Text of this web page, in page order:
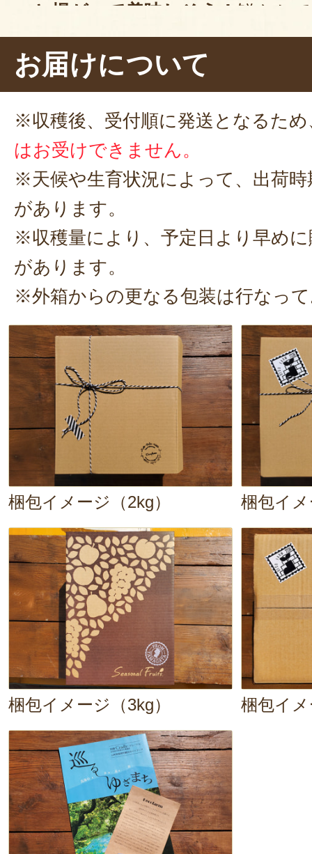
達をお嫁に出す気持ちで梱包作
その気持ちを感じ取っていただ
す！
美味しいです。
あまりの美味しさに中学生男子も
ロをほぼ1人で１週間で食べ尽くし
親が食べれるのはほんの少し。
余すことなく楽しめました。
2024年11月16
この度はご注文誠にありがとう
私も初めて庄内柿に出会った時
気持ちになりました。とてもう
りがとうございます！
この美味しい庄内柿も生産者は
子どもたちの未来に庄内柿を残
す。
どうぞこれからも応援よろしく
p.s.皮で作る柿チップ美味しい
べていただきとてもうれしいで
2024年11月
贈り物に使わせていただきました
な梱包でたいへん喜ばれましたｒ
2024年11月11日
この度は、ご注文ありがとうご
贈り物に使っていただけたとの
ッと揚がって美味しそう！ 鮮やか
サクッ…… おぉ、めちゃくちゃ甘
天ぷら という感じ。とろとろで美
少し付けると、より甘みを感じま
テンシャルに脱帽です！
お届けについて
※収穫後、受付順に発送となるため
はお受けできません。
※天候や生育状況によって、出荷
があります。
※収穫量により、予定日より早め
があります。
※外箱からの更なる包装は行なっ
梱包イメージ（2kg） 梱包イ
梱包イメージ（3kg） 梱包イ